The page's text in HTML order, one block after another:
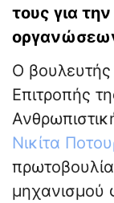
τους για
Ο
Επιτροπής
Νικίτα
μηχανισμού